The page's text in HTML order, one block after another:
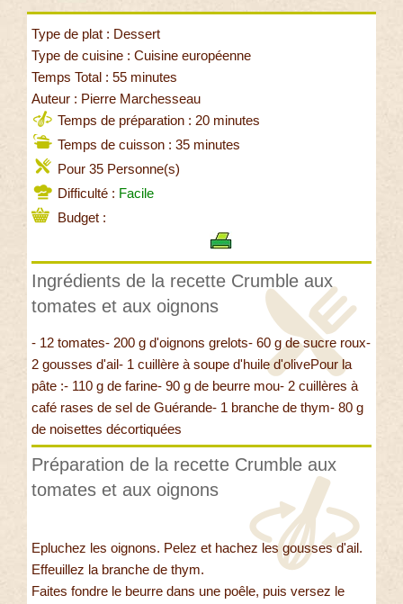
Type de plat : Dessert
Type de cuisine : Cuisine européenne
Temps Total : 55 minutes
Auteur : Pierre Marchesseau
Temps de préparation : 20 minutes
Temps de cuisson : 35 minutes
Pour 35 Personne(s)
Difficulté : Facile
Budget :
Ingrédients de la recette Crumble aux
tomates et aux oignons
- 12 tomates- 200 g d'oignons grelots- 60 g de sucre roux-
2 gousses d'ail- 1 cuillère à soupe d'huile d'olivePour la
pâte :- 110 g de farine- 90 g de beurre mou- 2 cuillères à
café rases de sel de Guérande- 1 branche de thym- 80 g
de noisettes décortiquées
Préparation de la recette Crumble aux
tomates et aux oignons
Epluchez les oignons. Pelez et hachez les gousses d'ail.
Effeuillez la branche de thym.
Faites fondre le beurre dans une poêle, puis versez le